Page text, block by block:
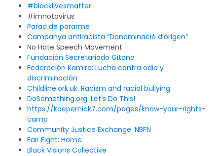
#blacklivesmatter
#imnotavirus
Parad de pararme
Campanya antiracista “Denominació d’origen”
No Hate Speech Movement
Fundación Secretariado Gitano
Federación Kamira: Lucha contra odio y
discriminación
Childline.ork.uk: Racism and racial bullying
DoSomething.org: Let’s Do This!
https://kaepernick7.com/pages/know-your-rights-
camp
Community Justice Exchange: NBFN
Fair Fight: Home
Black Visions Collective